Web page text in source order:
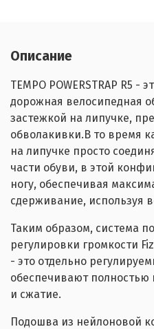
Описание
TEMPO POWERSTRAP R5 -
дорожная велосипедная
застежкой на липучке,
обволакивки.В то время
на липучке просто
части обуви, в этой
ногу, обеспечивая
сдерживание, используя
Таким образом, система
регулировки громкости
- это отдельно
обеспечивают полностью
и сжатие.
Подошва из нейлоновой